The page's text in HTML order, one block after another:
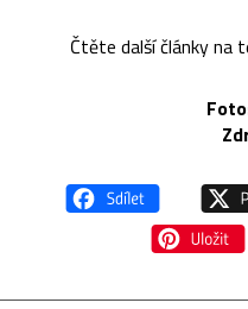
Čtěte další články na